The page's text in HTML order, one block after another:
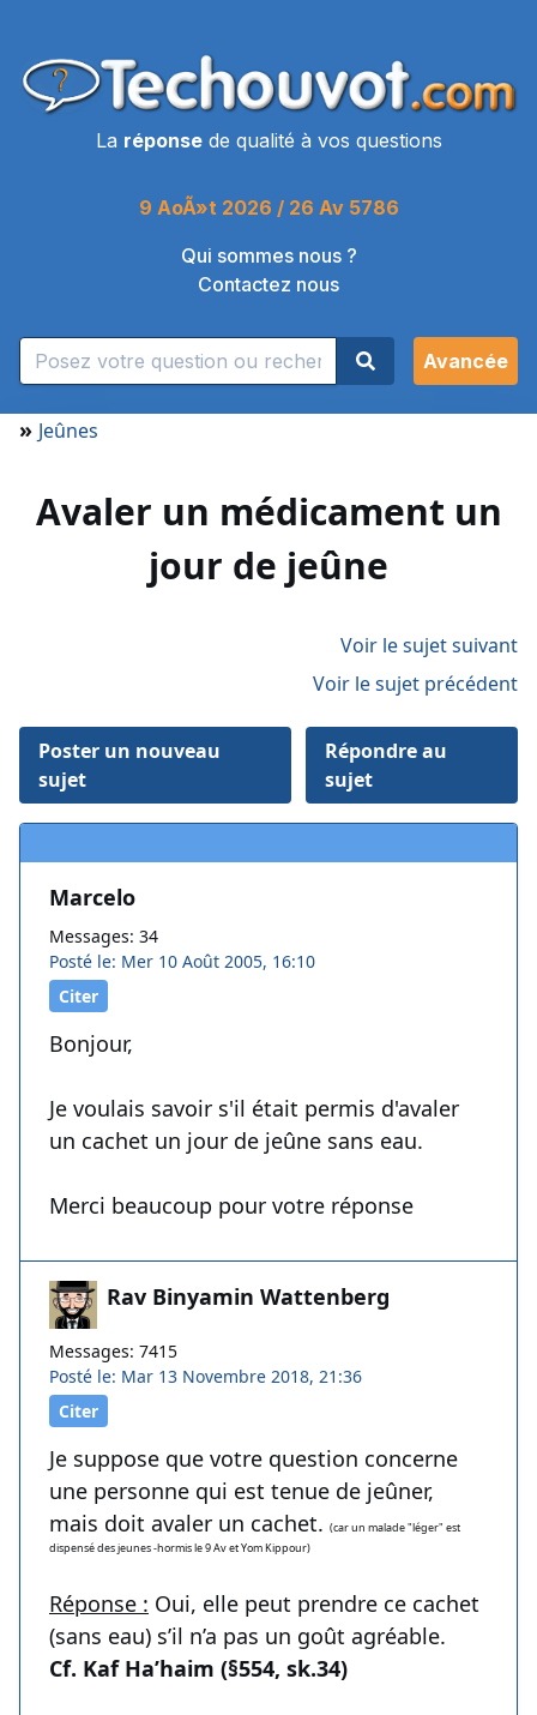
La réponsede qualité à vos questions
9 AoÃ»t 2026 / 26 Av 5786
Qui sommes nous ?
Contactez nous
Avancée
» Jeûnes
Avaler un médicament un
jour de jeûne
Voir le sujet suivant
Voir le sujet précédent
Poster un nouveau
sujet
Répondre au
sujet
Marcelo
Messages: 34
Posté le: Mer 10 Août 2005, 16:10
Citer
Bonjour,
Je voulais savoir s'il était permis d'avaler
un cachet un jour de jeûne sans eau.
Merci beaucoup pour votre réponse
Rav Binyamin Wattenberg
Messages: 7415
Posté le: Mar 13 Novembre 2018, 21:36
Citer
Je suppose que votre question concerne
une personne qui est tenue de jeûner,
mais doit avaler un cachet. (car un malade "léger" est
dispensé des jeunes -hormis le 9 Av et Yom Kippour)
Réponse : Oui, elle peut prendre ce cachet
(sans eau) s’il n’a pas un goût agréable.
Cf. Kaf Ha’haim (§554, sk.34)